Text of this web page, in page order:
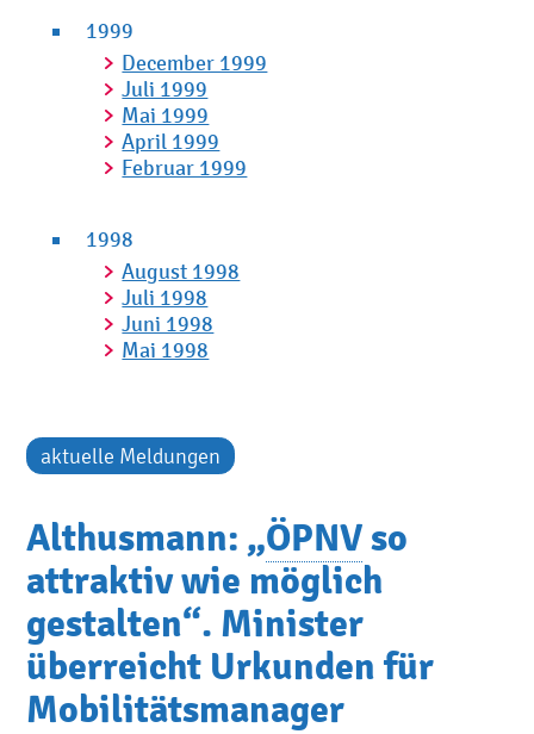
1999
December 1999
Juli 1999
Mai 1999
April 1999
Februar 1999
1998
August 1998
Juli 1998
Juni 1998
Mai 1998
aktuelle Meldungen
Althusmann: „ÖPNVso
attraktiv wie möglich
gestalten“. Minister
überreicht Urkunden für
Mobilitätsmanager